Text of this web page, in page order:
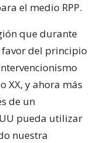
el medio RPP.
que durante
del principio
XX, y ahora más
de un
pueda utilizar
nuestra